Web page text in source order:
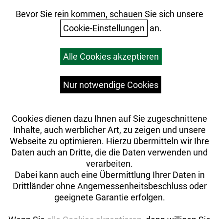
Ihr Einkauf
Versandkosten
Bevor Sie rein kommen, schauen Sie sich unsere
Cookie-Einstellungen an.
Alle Cookies akzeptieren
Nur notwendige Cookies
Cookies dienen dazu Ihnen auf Sie zugeschnittene
Inhalte, auch werblicher Art, zu zeigen und unsere
Webseite zu optimieren. Hierzu übermitteln wir Ihre
Daten auch an Dritte, die die Daten verwenden und
verarbeiten.
Dabei kann auch eine Übermittlung Ihrer Daten in
Drittländer ohne Angemessenheitsbeschluss oder
geeignete Garantie erfolgen.